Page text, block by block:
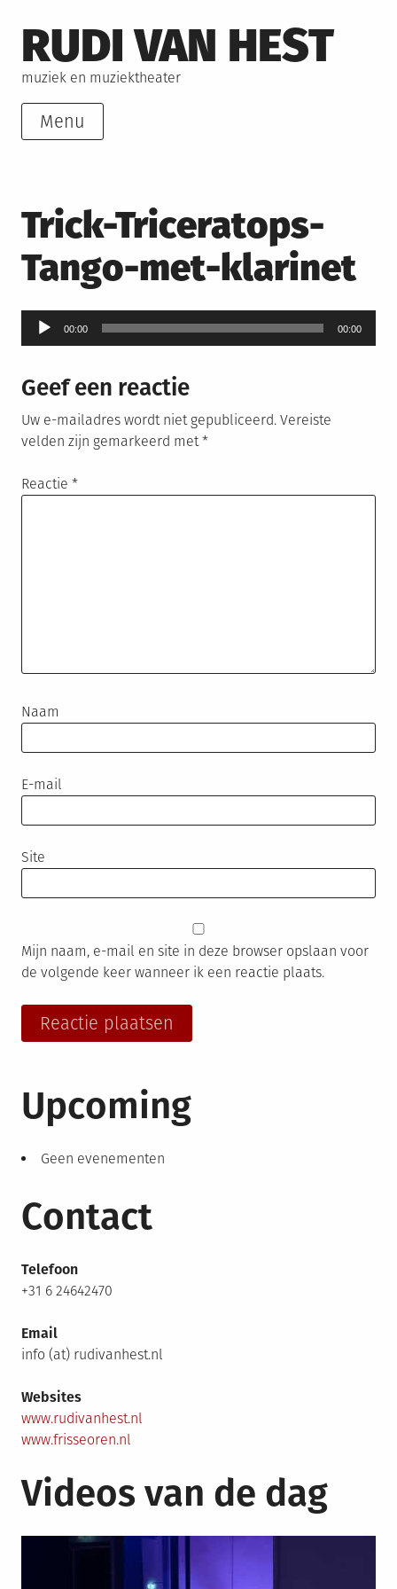
to
content
RUDI VAN HEST
muziek en muziektheater
Menu
Trick-Triceratops-
Tango-met-klarinet
Audiospeler
00:00 00:00
Geef een reactie
Uw e-mailadres wordt niet gepubliceerd. Vereiste
velden zijn gemarkeerd met*
Reactie *
Naam
E-mail
Site
Mijn naam, e-mail en site in deze browser opslaan voor
de volgende keer wanneer ik een reactie plaats.
Upcoming
Geen evenementen
Contact
Telefoon
+31 6 24642470
Email
info (at) rudivanhest.nl
Websites
www.rudivanhest.nl
www.frisseoren.nl
Videos van de dag